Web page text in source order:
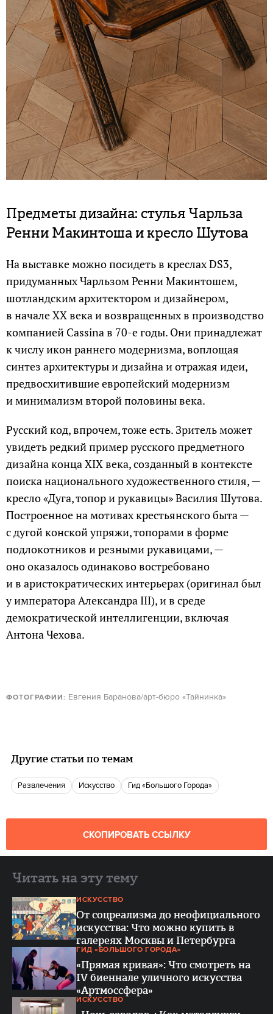
Предметы дизайна: стулья Чарльза
Ренни Макинтоша и кресло Шутова
На выставке можно посидеть в креслах DS3,
придуманных Чарльзом Ренни Макинтошем,
шотландским архитектором и дизайнером,
в начале XX века и возвращенных в производство
компанией Cassina в 70-е годы. Они принадлежат
к числу икон раннего модернизма, воплощая
синтез архитектуры и дизайна и отражая идеи,
предвосхитившие европейский модернизм
и минимализм второй половины века.
Русский код, впрочем, тоже есть. Зритель может
увидеть редкий пример русского предметного
дизайна конца XIX века, созданный в контексте
поиска национального художественного стиля, —
кресло «Дуга, топор и рукавицы» Василия Шутова.
Построенное на мотивах крестьянского быта —
с дугой конской упряжи, топорами в форме
подлокотников и резными рукавицами, —
оно оказалось одинаково востребовано
и в аристократических интерьерах (оригинал был
у императора Александра III), и в среде
демократической интеллигенции, включая
Антона Чехова.
ФОТОГРАФИИ: Евгения Баранова/арт-бюро «Тайнинка»
Другие статьи по темам
Развлечения Искусство Гид «Большого Города»
СКОПИРОВАТЬ ССЫЛКУ
Читать на эту тему
ИСКУССТВО
От соцреализма до неофициального
искусства: Что можно купить в
галереях Москвы и Петербурга
ГИД «БОЛЬШОГО ГОРОДА»
«Прямая кривая»: Что смотреть на
IV биеннале уличного искусства
«Артмоссфера»
ИСКУССТВО